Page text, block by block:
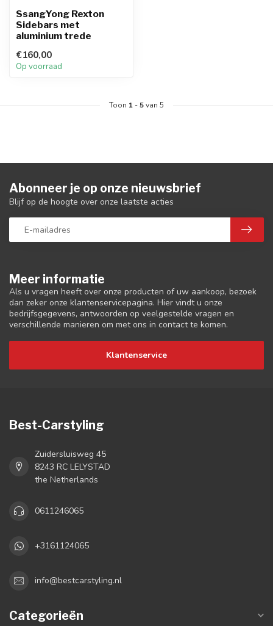
SsangYong Rexton
Sidebars met
aluminium trede
€160,00
Op voorraad
Toon 1 -5van 5
Meer informatie
Als u vragen heeft over onze producten of uw aankoop, bezoek
dan zeker onze klantenservicepagina. Hier vindt u onze
bedrijfsgegevens, antwoorden op veelgestelde vragen en
verschillende manieren om met ons in contact te komen.
Klantenservice
Abonneer je op onze nieuwsbrief
Blijf op de hoogte over onze laatste acties
Best-Carstyling
Zuidersluisweg 45
8243 RC LELYSTAD
the Netherlands
0611246065
+3161124065
info@bestcarstyling.nl
Categorieën